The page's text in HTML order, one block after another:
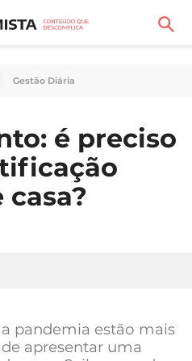
Gestão Diária
é preciso
casa?
pandemia estão mais
apresentar uma